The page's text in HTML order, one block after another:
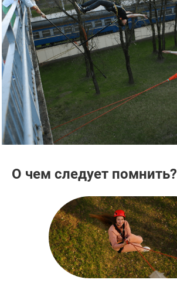
О чем следует помнить?